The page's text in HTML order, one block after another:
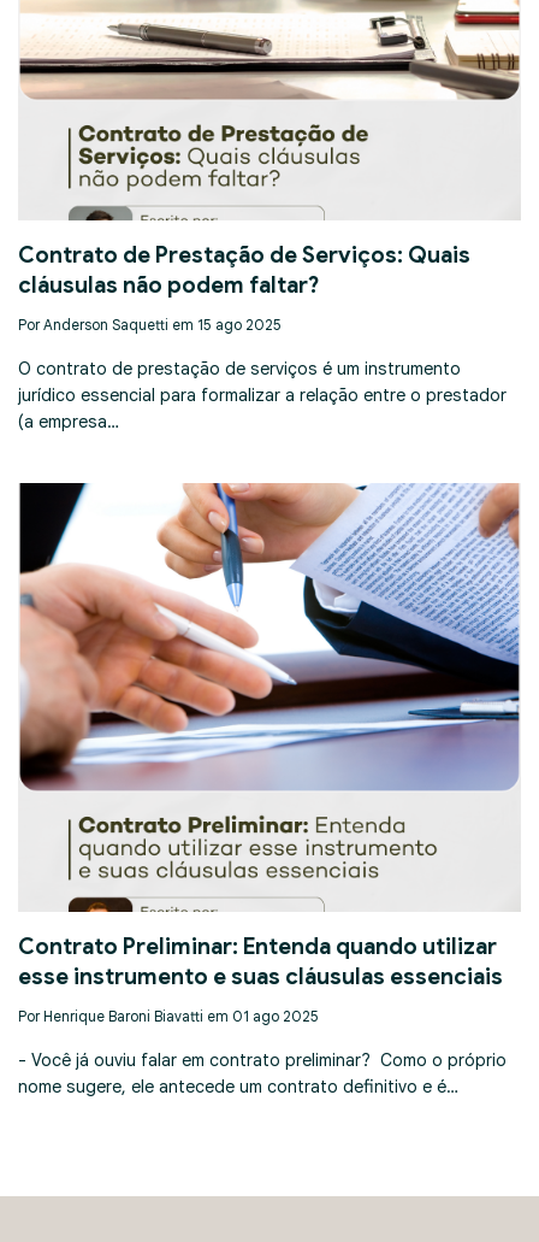
Contrato de Prestação de Serviços: Quais
cláusulas não podem faltar?
Por Anderson Saquetti em 15 ago 2025
O contrato de prestação de serviços é um instrumento
jurídico essencial para formalizar a relação entre o prestador
(a empresa…
Contrato Preliminar: Entenda quando utilizar
esse instrumento e suas cláusulas essenciais
Por Henrique Baroni Biavatti em 01 ago 2025
- Você já ouviu falar em contrato preliminar? Como o próprio
nome sugere, ele antecede um contrato definitivo e é…